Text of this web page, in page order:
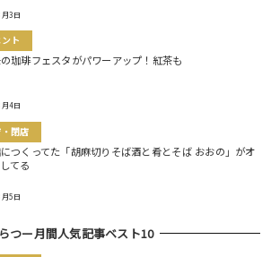
3日
ト
珈琲フェスタがパワーアップ！紅茶も
4日
閉店
つくってた「胡麻切りそば酒と肴とそば おおの」がオ
てる
5日
つー月間人気記事ベスト10